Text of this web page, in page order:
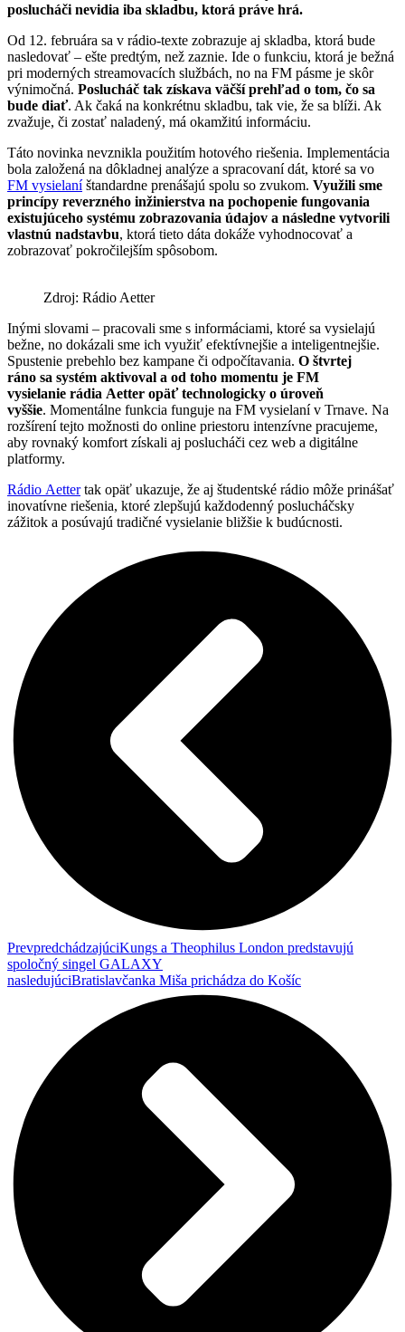
poslucháči nevidia iba skladbu, ktorá práve hrá.
Od 12. februára sa v rádio-texte zobrazuje aj skladba, ktorá bude
nasledovať – ešte predtým, než zaznie. Ide o funkciu, ktorá je bežná
pri moderných streamovacích službách, no na FM pásme je skôr
výnimočná. Poslucháč tak získava väčší prehľad o tom, čo sa
bude diať. Ak čaká na konkrétnu skladbu, tak vie, že sa blíži. Ak
zvažuje, či zostať naladený, má okamžitú informáciu.
Táto novinka nevznikla použitím hotového riešenia. Implementácia
bola založená na dôkladnej analýze a spracovaní dát, ktoré sa vo
FM vysielaní štandardne prenášajú spolu so zvukom. Využili sme
princípy reverzného inžinierstva na pochopenie fungovania
existujúceho systému zobrazovania údajov a následne vytvorili
vlastnú nadstavbu, ktorá tieto dáta dokáže vyhodnocovať a
zobrazovať pokročilejším spôsobom.
Zdroj: Rádio Aetter
Inými slovami – pracovali sme s informáciami, ktoré sa vysielajú
bežne, no dokázali sme ich využiť efektívnejšie a inteligentnejšie.
Spustenie prebehlo bez kampane či odpočítavania. O štvrtej
ráno sa systém aktivoval a od toho momentu je FM
vysielanie rádia Aetter opäť technologicky o úroveň
vyššie. Momentálne funkcia funguje na FM vysielaní v Trnave. Na
rozšírení tejto možnosti do online priestoru intenzívne pracujeme,
aby rovnaký komfort získali aj poslucháči cez web a digitálne
platformy.
Rádio Aettertak opäť ukazuje, že aj študentské rádio môže prinášať
inovatívne riešenia, ktoré zlepšujú každodenný poslucháčsky
zážitok a posúvajú tradičné vysielanie bližšie k budúcnosti.
PrevpredchádzajúciKungs a Theophilus London predstavujú
spoločný singel GALAXY
nasledujúciBratislavčanka Miša prichádza do Košíc